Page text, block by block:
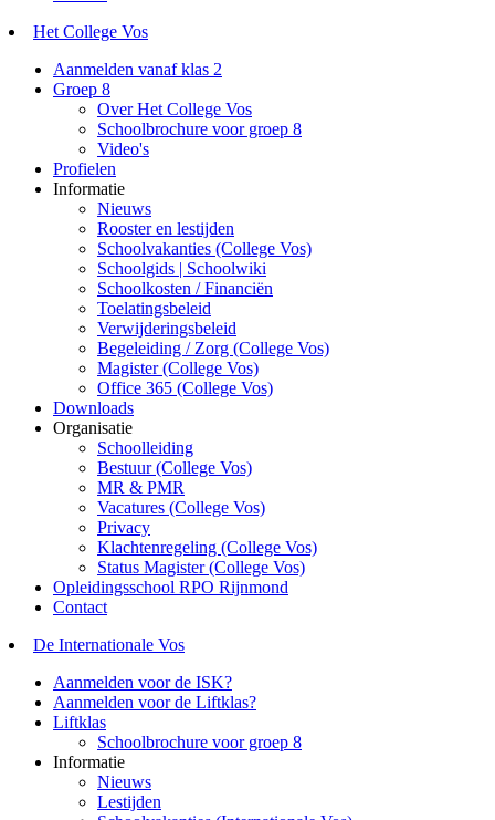
Het College Vos
Aanmelden vanaf klas 2
Groep 8
Over Het College Vos
Schoolbrochure voor groep 8
Video's
Profielen
Informatie
Nieuws
Rooster en lestijden
Schoolvakanties (College Vos)
Schoolgids | Schoolwiki
Schoolkosten / Financiën
Toelatingsbeleid
Verwijderingsbeleid
Begeleiding / Zorg (College Vos)
Magister (College Vos)
Office 365 (College Vos)
Downloads
Organisatie
Schoolleiding
Bestuur (College Vos)
MR & PMR
Vacatures (College Vos)
Privacy
Klachtenregeling (College Vos)
Status Magister (College Vos)
Opleidingsschool RPO Rijnmond
Contact
De Internationale Vos
Aanmelden voor de ISK?
Aanmelden voor de Liftklas?
Liftklas
Schoolbrochure voor groep 8
Informatie
Nieuws
Lestijden